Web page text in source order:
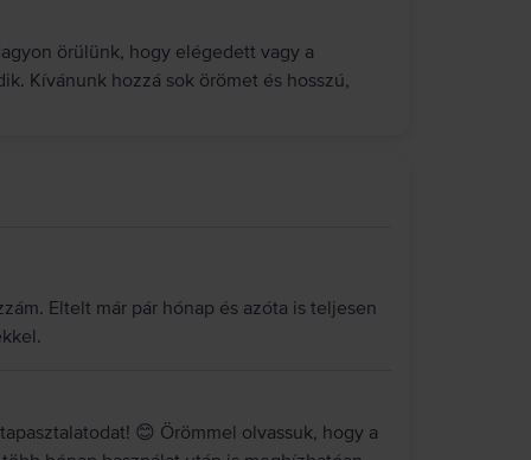
örülünk, hogy elégedett vagy a
Kívánunk hozzá sok örömet és hosszú,
Eltelt már pár hónap és azóta is teljesen
😊 Örömmel olvassuk, hogy a